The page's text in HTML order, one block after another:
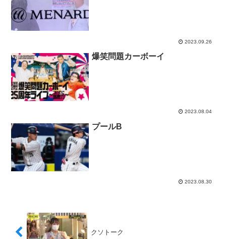
2023.09.26
爆笑問題カーボーイ
2023.08.04
プールB
2023.08.30
クソトーク